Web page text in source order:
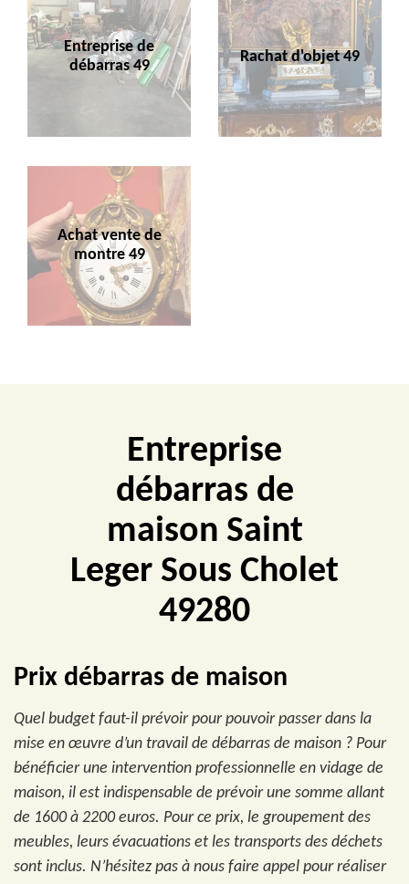
Entreprise de
débarras 49
Rachat d'objet 49
Achat vente de
montre 49
Entreprise
débarras de
maison Saint
Leger Sous Cholet
49280
Prix débarras de maison
Quel budget faut-il prévoir pour pouvoir passer dans la
mise en œuvre d’un travail de débarras de maison ? Pour
bénéficier une intervention professionnelle en vidage de
maison, il est indispensable de prévoir une somme allant
de 1600 à 2200 euros. Pour ce prix, le groupement des
meubles, leurs évacuations et les transports des déchets
sont inclus. N’hésitez pas à nous faire appel pour réaliser